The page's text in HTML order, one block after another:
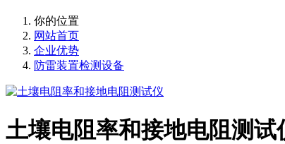
你的位置
网站首页
企业优势
防雷装置检测设备
土壤电阻率和接地电阻测试